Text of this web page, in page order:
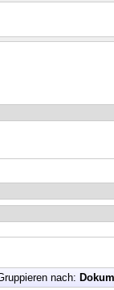
nach: